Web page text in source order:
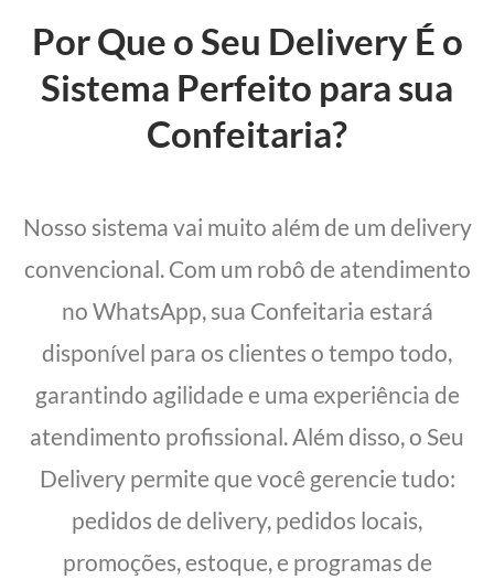
Por Que o Seu Delivery É o
Sistema Perfeito para sua
Confeitaria?
Nosso sistema vai muito além de um delivery
convencional. Com um robô de atendimento
no WhatsApp, sua Confeitaria estará
disponível para os clientes o tempo todo,
garantindo agilidade e uma experiência de
atendimento profissional. Além disso, o Seu
Delivery permite que você gerencie tudo:
pedidos de delivery, pedidos locais,
promoções, estoque, e programas de